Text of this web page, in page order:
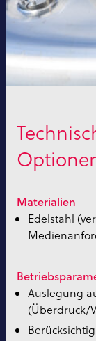
Materialien
Edelstahl
Auslegung
(Überdruck/